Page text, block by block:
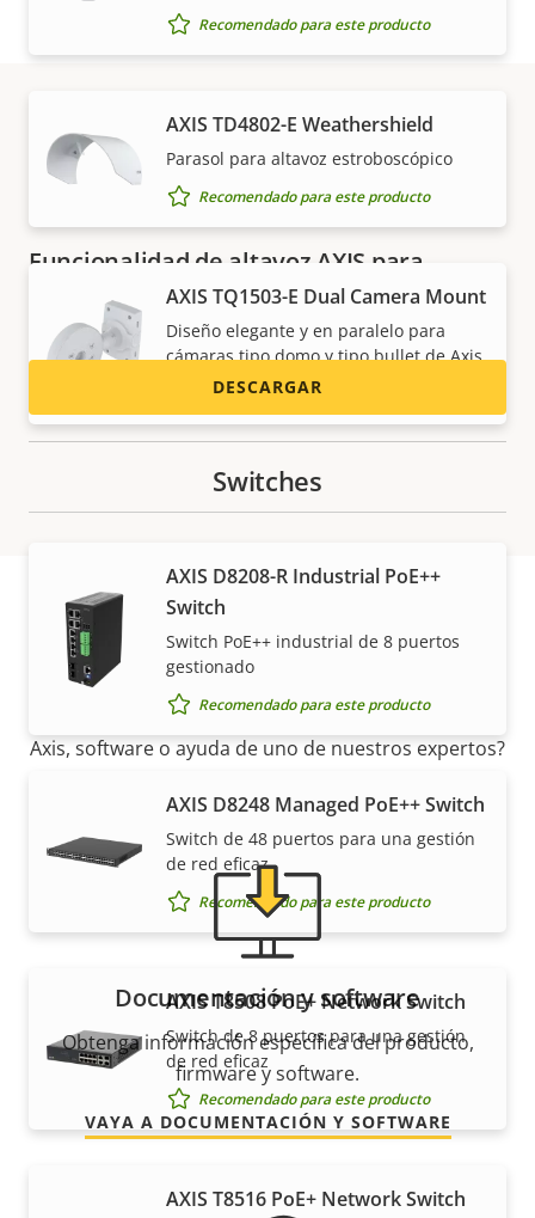
Recomendado para este producto
AXIS TD4802-E Weathershield
Parasol para altavoz estroboscópico
Recomendado para este producto
AXIS TQ1503-E Dual Camera Mount
Diseño elegante y en paralelo para
cámaras tipo domo y tipo bullet de Axis
Recomendado para este producto
Switches
AXIS D8208-R Industrial PoE++
Switch
Switch PoE++ industrial de 8 puertos
gestionado
Recomendado para este producto
AXIS D8248 Managed PoE++ Switch
Switch de 48 puertos para una gestión
de red eficaz
Recomendado para este producto
AXIS T8508 PoE+ Network Switch
Switch de 8 puertos para una gestión
de red eficaz
Recomendado para este producto
AXIS T8516 PoE+ Network Switch
Descargar
Funcionalidad de altavoz AXIS para
Singlewire InformaCast®
DESCARGAR
Asistencia y recursos
¿Necesita información sobre cualquier producto
Axis, software o ayuda de uno de nuestros expertos?
Documentación y software
Obtenga información específica del producto,
firmware y software.
VAYA A DOCUMENTACIÓN Y SOFTWARE